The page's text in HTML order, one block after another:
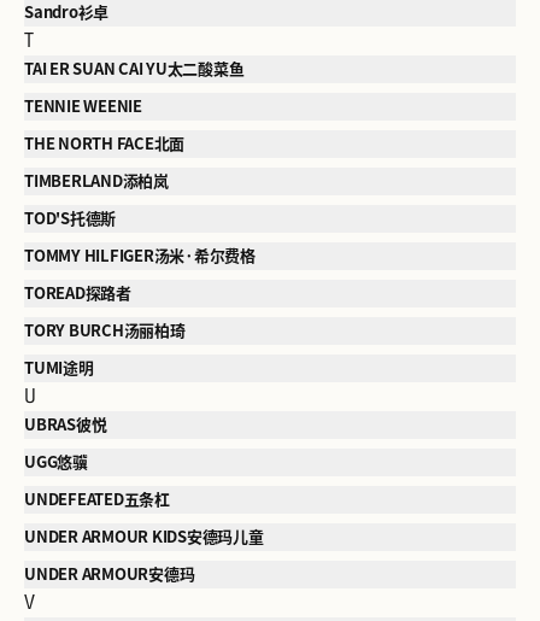
Sandro衫卓
T
TAI ER SUAN CAI YU太二酸菜鱼
TENNIE WEENIE
THE NORTH FACE北面
TIMBERLAND添柏岚
TOD'S托德斯
TOMMY HILFIGER汤米·希尔费格
TOREAD探路者
TORY BURCH汤丽柏琦
TUMI途明
U
UBRAS彼悦
UGG悠骥
UNDEFEATED五条杠
UNDER ARMOUR KIDS安德玛儿童
UNDER ARMOUR安德玛
V